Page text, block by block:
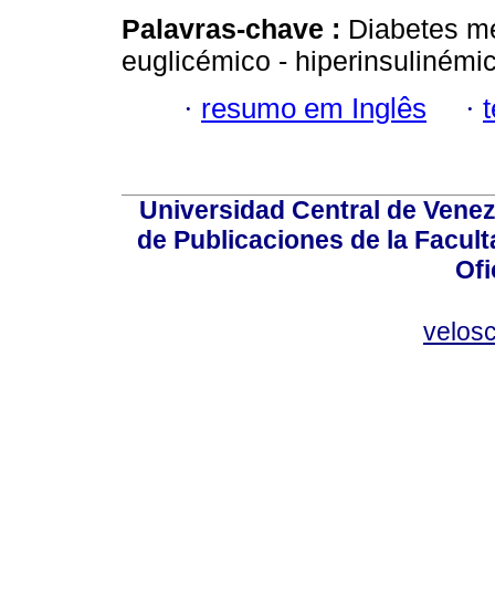
Palavras-chave : Diabetes
euglicémico -
· resumo em Inglês ·
Universidad Central de
de Publicaciones de la